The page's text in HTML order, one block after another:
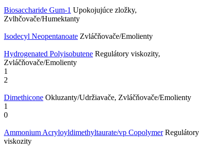
Biosaccharide Gum-1 Upokojujúce zložky,
Zvlhčovače/Humektanty
Isodecyl Neopentanoate Zvláčňovače/Emolienty
Hydrogenated Polyisobutene Regulátory viskozity,
Zvláčňovače/Emolienty
1
2
Dimethicone Okluzanty/Udržiavače, Zvláčňovače/Emolienty
1
0
Ammonium Acryloyldimethyltaurate/vp Copolymer Regulátory
viskozity